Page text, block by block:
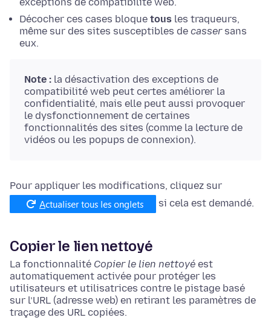
Décocher ces cases bloque tous les traqueurs,
même sur des sites susceptibles de cassersans
eux.
Note : la désactivation des exceptions de
compatibilité web peut certes améliorer la
confidentialité, mais elle peut aussi provoquer
le dysfonctionnement de certaines
fonctionnalités des sites (comme la lecture de
vidéos ou les popups de connexion).
Pour appliquer les modifications, cliquez sur
si cela est demandé.
Copier le lien nettoyé
La fonctionnalité Copier le lien nettoyé est
automatiquement activée pour protéger les
utilisateurs et utilisatrices contre le pistage basé
sur l’URL (adresse web) en retirant les paramètres de
traçage des URL copiées.